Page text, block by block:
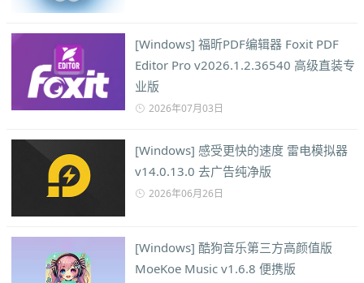
[Windows] 福昕PDF编辑器 Foxit PDF
Editor Pro v2026.1.2.36540 高级直装专
业版
2026年07月03日
[Windows] 感受更快的速度 雷电模拟器
v14.0.13.0 去广告纯净版
2026年06月26日
[Windows] 酷狗音乐第三方高颜值版
MoeKoe Music v1.6.8 便携版